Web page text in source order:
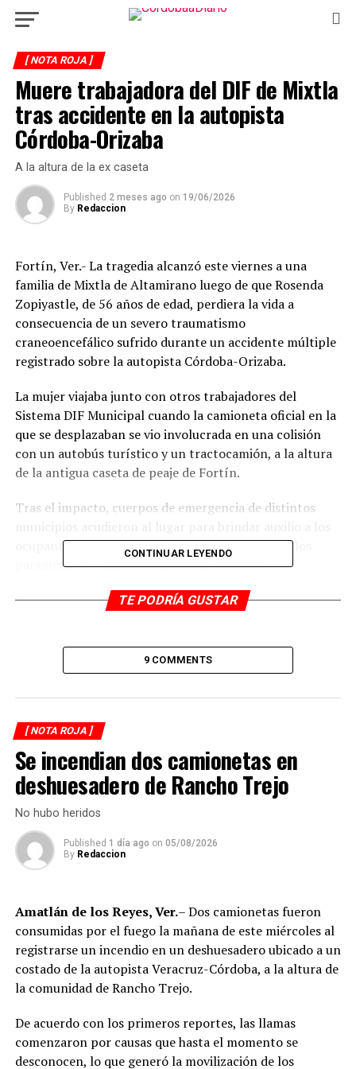
[ NOTA ROJA ]
Muere trabajadora del DIF de Mixtla
tras accidente en la autopista
Córdoba-Orizaba
A la altura de la ex caseta
Published 2 meses ago on 19/06/2026
By Redaccion
Fortín, Ver.- La tragedia alcanzó este viernes a una
familia de Mixtla de Altamirano luego de que Rosenda
Zopiyastle, de 56 años de edad, perdiera la vida a
consecuencia de un severo traumatismo
craneoencefálico sufrido durante un accidente múltiple
registrado sobre la autopista Córdoba-Orizaba.
La mujer viajaba junto con otros trabajadores del
Sistema DIF Municipal cuando la camioneta oficial en la
que se desplazaban se vio involucrada en una colisión
con un autobús turístico y un tractocamión, a la altura
de la antigua caseta de peaje de Fortín.
Tras el impacto, cuerpos de emergencia de distintos
ocupantes de las unidades involucradas. Aunque los
paramédicos realizaron labores de atención
gravedad de las lesiones que presentaba.
lesionadas y fueron trasladadas a hospitales de la región
para recibir atención médica especializada. Hasta el
cierre de esta edición, se reportaba que permanecían
El percance provocó una intensa movilización de
corporaciones de rescate, elementos de seguridad y
personal de auxilio, además de afectaciones a la
circulación vehicular en uno de los principales
Peritos y agentes ministeriales realizaron las diligencias
continúan con las investigaciones para esclarecer cómo
ocurrió el accidente y determinar posibles
responsabilidades.
DESPUÉS
Apuñalan a director de hospital en Huatusco; Fiscalía
indaga móvil
CONTINUAR LEYENDO
TE PODRÍA GUSTAR
9 COMMENTS
[ NOTA ROJA ]
Se incendian dos camionetas en
deshuesadero de Rancho Trejo
No hubo heridos
Published 1 día ago on 05/08/2026
By Redaccion
Amatlán de los Reyes, Ver.– Dos camionetas fueron
consumidas por el fuego la mañana de este miércoles al
registrarse un incendio en un deshuesadero ubicado a un
costado de la autopista Veracruz-Córdoba, a la altura de
la comunidad de Rancho Trejo.
De acuerdo con los primeros reportes, las llamas
comenzaron por causas que hasta el momento se
desconocen, lo que generó la movilización de los